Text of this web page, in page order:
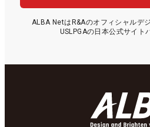
ALBA NetはR&Aのオフィシャルデ
USLPGAの日本公式サイト